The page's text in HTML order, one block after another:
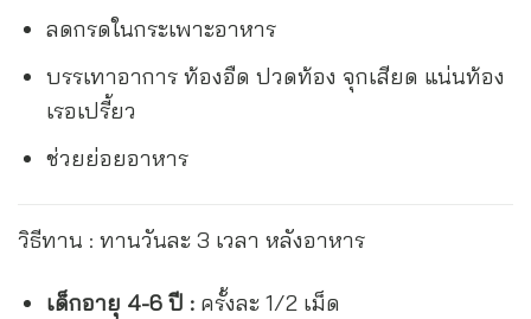
ลดกรดในกระเพาะอาหาร
บรรเทาอาการ ท้องอืด ปวดท้อง จุกเสียด แน่นท้อง
เรอเปรี้ยว
ช่วยย่อยอาหาร
วิธีทาน : ทานวันละ 3 เวลา หลังอาหาร
เด็กอายุ 4-6 ปี :ครั้งละ 1/2 เม็ด